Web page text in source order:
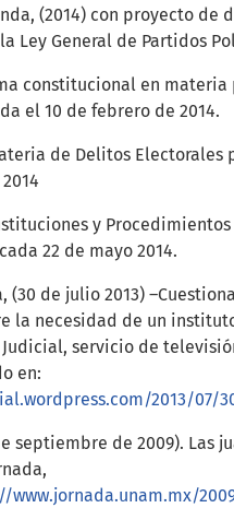
(2014) con proyecto de
Ley General de Partidos
constitucional en
el 10 de febrero de 2014.
de Delitos Electorales
y Procedimientos
22 de mayo 2014.
(30 de julio 2013)
la necesidad de un
servicio de
en:
2013/07/
septiembre de 2009). Las
www.jornada.unam.mx/